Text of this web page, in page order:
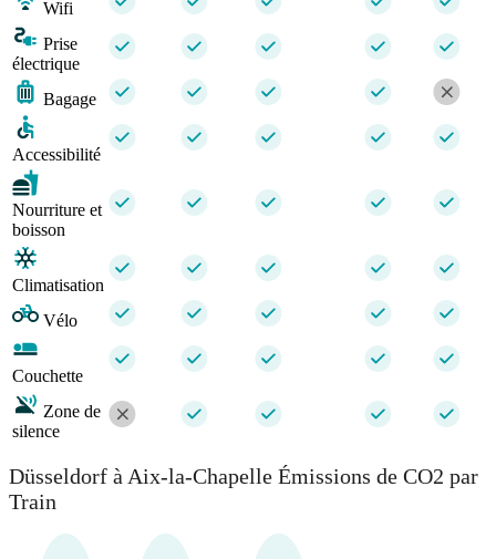
Wifi
Prise
électrique
Bagage
Accessibilité
Nourriture et
boisson
Climatisation
Vélo
Couchette
Zone de
silence
Düsseldorf à Aix-la-Chapelle Émissions de CO2 par
Train